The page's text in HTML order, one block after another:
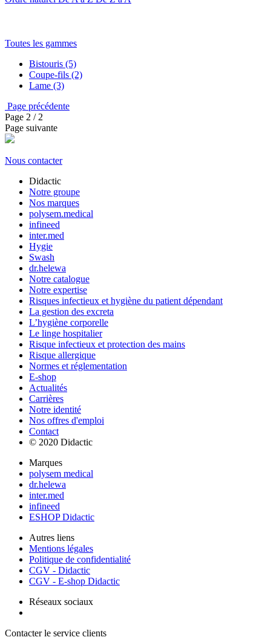
Toutes les gammes
Bistouris (5)
Coupe-fils (2)
Lame (3)
Page précédente
Page 2 / 2
Page suivante
Nous contacter
Didactic
Notre groupe
Nos marques
polysem.medical
infineed
inter.med
Hygie
Swash
dr.helewa
Notre catalogue
Notre expertise
Risques infectieux et hygiène du patient dépendant
La gestion des excreta
L’hygiène corporelle
Le linge hospitalier
Risque infectieux et protection des mains
Risque allergique
Normes et réglementation
E-shop
Actualités
Carrières
Notre identité
Nos offres d'emploi
Contact
© 2020 Didactic
Marques
polysem medical
dr.helewa
inter.med
infineed
ESHOP Didactic
Autres liens
Mentions légales
Politique de confidentialité
CGV - Didactic
CGV - E-shop Didactic
Réseaux sociaux
Contacter le service clients